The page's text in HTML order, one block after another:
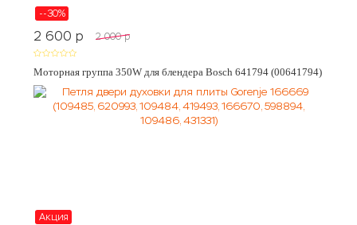
--30%
2 600 p 2 000 p
Моторная группа 350W для блендера Bosch 641794 (00641794)
Акция